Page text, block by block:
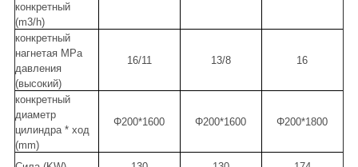
конкретный
(m3/h)
конкретный
нагнетая MPa
давления
(высокий)
16/11 13/8 16
конкретный
диаметр
цилиндра * ход
(mm)
Φ200*1600 Φ200*1600 Φ200*1800